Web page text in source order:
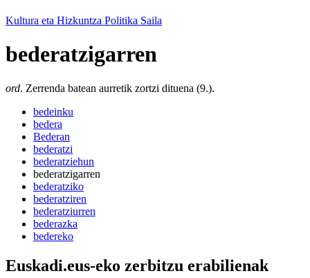
Kultura eta Hizkuntza Politika Saila
bederatzigarren
ord. Zerrenda batean aurretik zortzi dituena (9.).
bedeinku
bedera
Bederan
bederatzi
bederatziehun
bederatzigarren
bederatziko
bederatziren
bederatziurren
bederazka
bedereko
Euskadi.eus-eko zerbitzu erabilienak